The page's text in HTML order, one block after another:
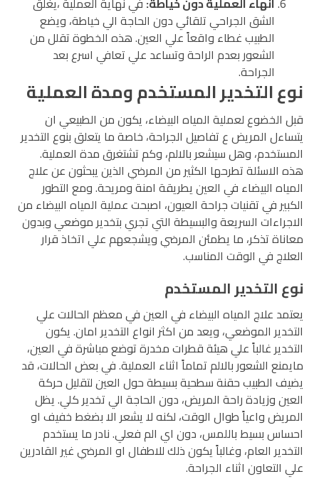
الشق الجراحي تلقائي دون الحاجة الي خياطة، ويضع
الطبيب غطاء واقعاً علي العين. هذه الخطوة تقلل من
الشعور بعدم الراحة وتساعد علي تعافي اسرع بعد
الجراحة.
نوع التخدير المستخدم ومدة العملية
قبل الخضوع لعملية المياه البيضاء، يكون من الطبيعي ان
يتساءل المريض ع تفاصيل الجراحة، خاصة ما يتعلق بنوع التخدير
المستخدم، وهل سيشعر بالالم، وكم تشتغرق مدة العملية.
هذه الاسئلة تطرحها الكثير من المرضي الذين يبحثون عن علاج
المياه البيضاء في العين يطريقة امنة ومريحة. ومع التطور
الكبير في تقنيات جراحة العيون، اصبحت عملية المياه البيضاء من
الاجراءات السريعة والبسيطة التي تجري بتخدير موضعي وبدون
معاناة تذكر، ما يطمئن المرضي ويشجعهم علي اتخاذ قرار
العلاج في الوقت المناسب.
نوع التخدير المستخدم
يعتمد علاج المياه البيضاء في العين في معظم الحالات علي
التخدير الموضعي، ويعد من اكثر انواع التخدير امان. يكون
التخدير غالباً علي هيئة قطرات مخدرة توضع مباشرة في العين،
مايمنع الشعور بالالم تماماً اثناء العملية. في بعض الحالات، قد
يضيف الطبيب حقنة سطحية بسيطة حول العين لتقليل حركة
العين وزيادة راحة المريض، دون الحاجة الي تخدير كلي. يظل
المريض واعياً طوال الوقت، لكنه لا يشعر الا بضغط خفيف او
احساس بسيط باللمس، دون اي الم فعلي. نادر ما يستخدم
التخدير العام، وغالباً يكون ذلك للاطفال او المرضي غير القادرين
علي التعاون اثناء الجراحة.